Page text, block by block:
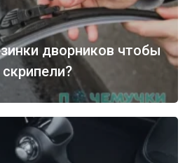
дворников чтобы